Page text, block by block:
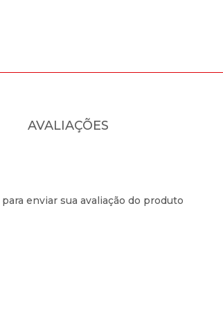
AVALIAÇÕES
para enviar sua avaliação do produto